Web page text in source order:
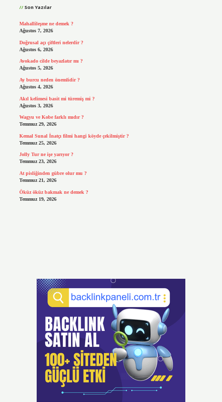
Son Yazılar
Mahallileşme ne demek ?
Ağustos 7, 2026
Doğrusal açı çiftleri nelerdir ?
Ağustos 6, 2026
Avokado cilde beyazlatır mı ?
Ağustos 5, 2026
Ay burcu neden önemlidir ?
Ağustos 4, 2026
Akıl kelimesi basit mi türemiş mi ?
Ağustos 3, 2026
Wagyu ve Kobe farklı mıdır ?
Temmuz 29, 2026
Kemal Sunal İnatçı filmi hangi köyde çekilmiştir ?
Temmuz 25, 2026
Jolly Tur ne işe yarıyor ?
Temmuz 23, 2026
At pisliğinden gübre olur mu ?
Temmuz 21, 2026
Öküz öküz bakmak ne demek ?
Temmuz 19, 2026